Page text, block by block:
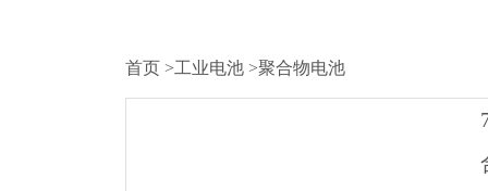
首页 >工业电池 >聚合物电池